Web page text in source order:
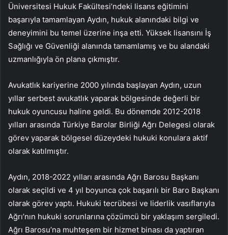
Üniversitesi Hukuk Fakültesi’ndeki lisans eğitimini
başarıyla tamamlayan Aydın, hukuk alanındaki bilgi ve
deneyimini bu temel üzerine inşa etti. Yüksek lisansını İş
Sağlığı ve Güvenliği alanında tamamlamış ve bu alandaki
uzmanlığıyla ön plana çıkmıştır.
Avukatlık kariyerine 2000 yılında başlayan Aydın, uzun
yıllar serbest avukatlık yaparak bölgesinde değerli bir
hukuk oyuncusu haline geldi. Bu dönemde 2012-2018
yılları arasında Türkiye Barolar Birliği Ağrı Delegesi olarak
görev yaparak bölgesel düzeydeki hukuki konulara aktif
olarak katılmıştır.
Aydın, 2018-2022 yılları arasında Ağrı Barosu Başkanı
olarak seçildi ve 4 yıl boyunca çok başarılı bir Baro Başkanı
olarak görev yaptı. Hukuki tecrübesi ve liderlik vasıflarıyla
Ağrı’nın hukuki sorunlarına çözümcü bir yaklaşım sergiledi.
Ağrı Barosu’na muhteşem bir hizmet binası da yaptıran